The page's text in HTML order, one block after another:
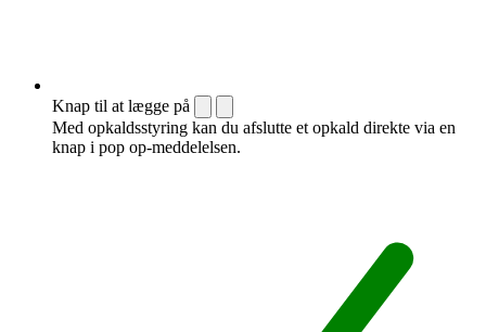
Knap til at lægge på
Med opkaldsstyring kan du afslutte et opkald direkte via en
knap i pop op-meddelelsen.